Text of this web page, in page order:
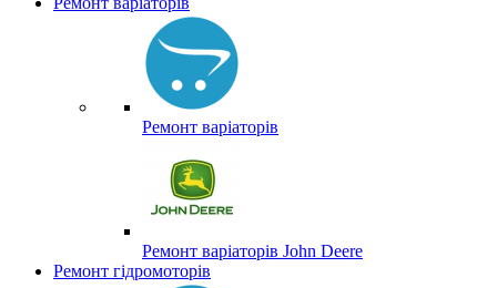
Ремонт варіаторів
Ремонт варіаторів John Deere
Ремонт гідромоторів